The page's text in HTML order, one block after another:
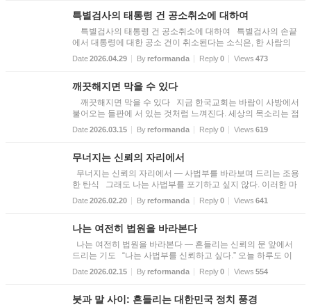
특별검사의 태통령 건 공소취소에 대하여
특별검사의 태통령 건 공소취소에 대하여 특별검사의 손끝
에서 대통령에 대한 공소 건이 취소된다는 소식은, 한 사람의
운명만이 아니라 한 나라의 영혼을 흔드는 일처럼 들린다. 마
치 오래된 성당의 종이 저녁 하늘 아래 낮게 울리는 순간과도
Date2026.04.29 Byreformanda Reply0 Views 473
깨끗해지면 막을 수 있다
깨끗해지면 막을 수 있다 지금 한국교회는 바람이 사방에서
불어오는 들판에 서 있는 것처럼 느껴진다. 세상의 목소리는 점
점 더 커지고, 교회의 숨은 점점 더 가빠진다. 하나님의 창조 질
서를 흔들려는 흐름 속에서 여러 법과 제도들이 반복해서 제
Date2026.03.15 Byreformanda Reply0 Views 619
무너지는 신뢰의 자리에서
무너지는 신뢰의 자리에서 — 사법부를 바라보며 드리는 조용
한 탄식 그래도 나는 사법부를 포기하고 싶지 않다. 이러한 마
음은 여전히 내 안에 남아 있다. 비판의 말이 입 밖으로 나오기
전에도, 나는 먼저 한숨부터 쉰다. 이 나라가 여기까지 오기까
Date2026.02.20 Byreformanda Reply0 Views 641
나는 여전히 법원을 바라본다
나는 여전히 법원을 바라본다 — 흔들리는 신뢰의 문 앞에서
드리는 기도 “나는 사법부를 신뢰하고 싶다.” 오늘 하루도 이
문장을 마음속에서 여러 번 되뇐다. 이것을 확신처럼 말하고 싶
지만, 사실은 소망에 더 가깝다. 믿고 싶다는 마음과, 흔들리는
Date2026.02.15 Byreformanda Reply0 Views 554
붓과 말 사이: 흔들리는 대한민국 정치 풍경